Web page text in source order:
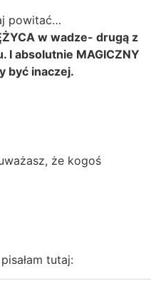
powitać…
w wadze- drugą z
I absolutnie MAGICZNY
być inaczej.
że kogoś
tutaj: